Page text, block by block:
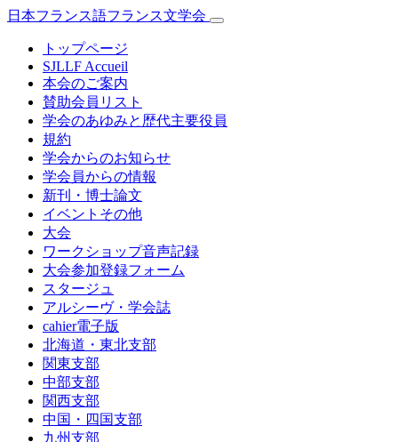
日本フランス語フランス文学会
トップページ
SJLLF Accueil
本会のご案内
賛助会員リスト
学会のあゆみと歴代主要役員
規約
学会からのお知らせ
学会員からの情報
新刊・博士論文
イベントその他
大会
ワークショップ音声記録
大会参加登録フォーム
スタージュ
アルシーヴ・学会誌
cahier電子版
北海道・東北支部
関東支部
中部支部
関西支部
中国・四国支部
九州支部